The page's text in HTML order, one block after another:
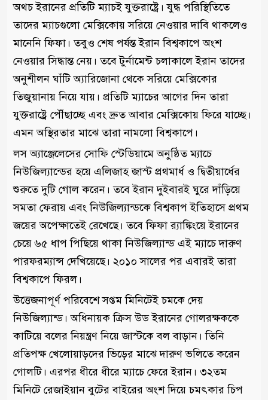
অথচ ইরানের প্রতিটি ম্যাচই যুক্তরাষ্ট্রে। যুদ্ধ পরিস্থিতিতে
তাদের ম্যাচগুলো মেক্সিকোয় সরিয়ে নেওয়ার দাবি থাকলেও
মানেনি ফিফা। তবুও শেষ পর্যন্ত ইরান বিশ্বকাপে অংশ
নেওয়ার সিদ্ধান্ত নেয়। তবে টুর্নামেন্ট চলাকালে ইরান তাদের
অনুশীলন ঘাঁটি অ্যারিজোনা থেকে সরিয়ে মেক্সিকোর
তিজুয়ানায় নিয়ে যায়। প্রতিটি ম্যাচের আগের দিন তারা
যুক্তরাষ্ট্রে পৌঁছাচ্ছে এবং দ্রুত আবার মেক্সিকোয় ফিরে যাচ্ছে।
এমন অস্থিরতার মাঝে তারা নামলো বিশ্বকাপে।
লস অ্যাঞ্জেলেসের সোফি স্টেডিয়ামে অনুষ্ঠিত ম্যাচে
নিউজিল্যান্ডের হয়ে এলিজাহ জাস্ট প্রথমার্ধ ও দ্বিতীয়ার্ধের
শুরুতে দুটি গোল করেন। তবে ইরান দুইবারই ঘুরে দাঁড়িয়ে
সমতা ফেরায় এবং নিউজিল্যান্ডকে বিশ্বকাপ ইতিহাসে প্রথম
জয়ের অপেক্ষাতেই রেখেছে। তবে ফিফা র‌্যাঙ্কিংয়ে ইরানের
চেয়ে ৬৫ ধাপ পিছিয়ে থাকা নিউজিল্যান্ড এই ম্যাচে দারুণ
পারফরম্যান্স দেখিয়েছে। ২০১০ সালের পর এবারই তারা
বিশ্বকাপে ফিরল।
উত্তেজনাপূর্ণ পরিবেশে সপ্তম মিনিটেই চমকে দেয়
নিউজিল্যান্ড। অধিনায়ক ক্রিস উড ইরানের গোলরক্ষককে
কাটিয়ে বলের নিয়ন্ত্রণ নিয়ে জাস্টকে বল বাড়ান। তিনি
প্রতিপক্ষ খেলোয়াড়দের ভিড়ের মাঝে দারুণ ভলিতে করেন
গোলটি। এরপর ধীরে ধীরে ম্যাচে ফেরে ইরান। ৩২তম
মিনিটে রেজাইয়ান বুটের বাইরের অংশ দিয়ে চমৎকার চিপ